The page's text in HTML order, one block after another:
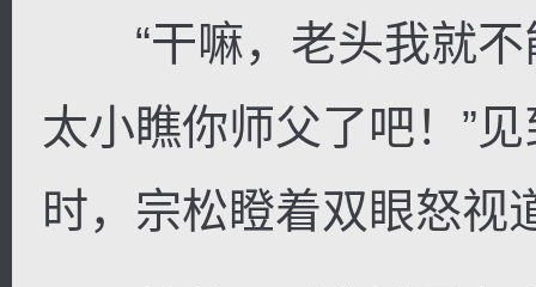
“干嘛，老头我就不
太小瞧你师父了吧！”
时，宗松瞪着双眼怒视